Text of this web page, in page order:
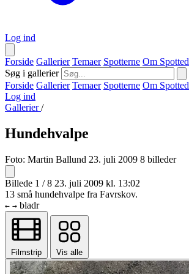
Log ind
Forside Gallerier Temaer Spotterne Om Spotted
Søg i gallerier
Forside Gallerier Temaer Spotterne Om Spotted
Log ind
Gallerier/
Hundehvalpe
Foto: Martin Ballund 23. juli 2009 8 billeder
Billede 1 / 8 23. juli 2009 kl. 13:02
13 små hundehvalpe fra Favrskov.
← → bladr
Filmstrip Vis alle